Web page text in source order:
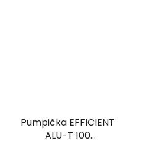
Pumpička EFFICIENT
ALU-T 100